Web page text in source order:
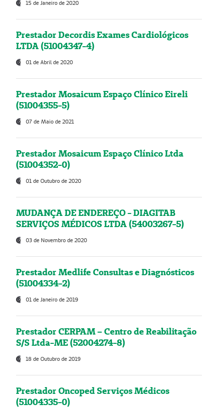
15 de Janeiro de 2020
Prestador Decordis Exames Cardiológicos
LTDA (51004347-4)
01 de Abril de 2020
Prestador Mosaicum Espaço Clínico Eireli
(51004355-5)
07 de Maio de 2021
Prestador Mosaicum Espaço Clínico Ltda
(51004352-0)
01 de Outubro de 2020
MUDANÇA DE ENDEREÇO - DIAGITAB
SERVIÇOS MÉDICOS LTDA (54003267-5)
03 de Novembro de 2020
Prestador Medlife Consultas e Diagnósticos
(51004334-2)
01 de Janeiro de 2019
Prestador CERPAM – Centro de Reabilitação
S/S Ltda-ME (52004274-8)
18 de Outubro de 2019
Prestador Oncoped Serviços Médicos
(51004335-0)